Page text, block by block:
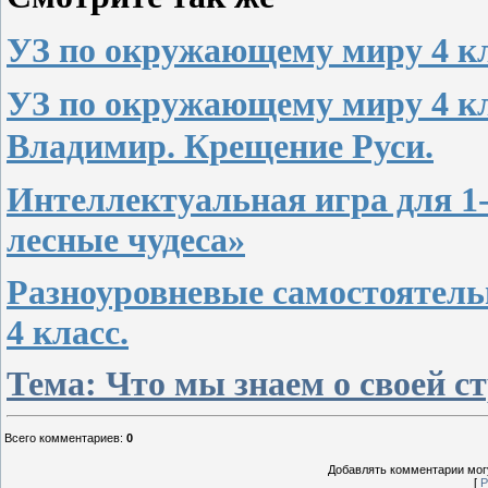
УЗ по окружающему миру 4
УЗ по окружающему миру 4
Владимир. Крещение Руси.
Интеллектуальная игра для
лесные чудеса»
Разноуровневые
4 класс.
Тема: Что мы знаем о своей
Всего комментариев: 0
Добавлять комментарии
[